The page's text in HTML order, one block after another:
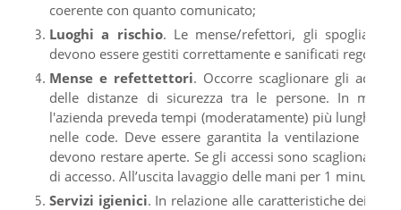
coerente con quanto comunicato;
Luoghi a rischio. Le mense/refettori, gli spogliatoi,
devono essere gestiti correttamente e sanificati
Mense e refettettori. Occorre scaglionare gli
delle distanze di sicurezza tra le persone. In molte
l'azienda preveda tempi (moderatamente) più lunghi
nelle code. Deve essere garantita la ventilazione
devono restare aperte. Se gli accessi sono scaglionati,
di accesso. All’uscita lavaggio delle mani per 1 minuto,
Servizi igienici. In relazione alle caratteristiche dei